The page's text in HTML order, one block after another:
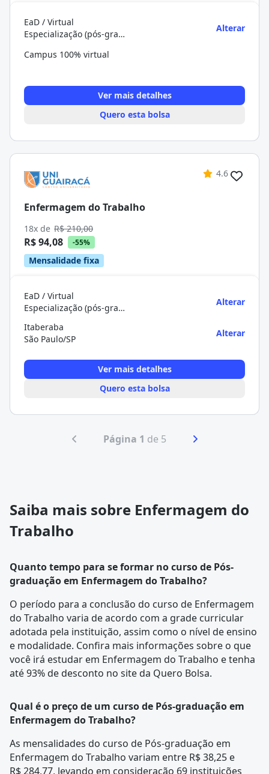
EaD / Virtual
Especialização (pós-graduação)
Alterar
Campus 100% virtual
Ver mais detalhes
Quero esta bolsa
4.6
Enfermagem do Trabalho
18x de R$ 210,00
R$ 94,08 -55%
Mensalidade fixa
EaD / Virtual
Especialização (pós-graduação)
Alterar
Itaberaba
São Paulo/SP
Alterar
Ver mais detalhes
Quero esta bolsa
Página 1 de 5
Saiba mais sobre Enfermagem do
Trabalho
Quanto tempo para se formar no curso de Pós-
graduação em Enfermagem do Trabalho?
O período para a conclusão do curso de Enfermagem
do Trabalho varia de acordo com a grade curricular
adotada pela instituição, assim como o nível de ensino
e modalidade. Confira mais informações sobre o que
você irá estudar em Enfermagem do Trabalho e tenha
até 93% de desconto no site da Quero Bolsa.
Qual é o preço de um curso de Pós-graduação em
Enfermagem do Trabalho?
As mensalidades do curso de Pós-graduação em
Enfermagem do Trabalho variam entre R$ 38,25 e
R$ 284,77, levando em consideração 69 instituições